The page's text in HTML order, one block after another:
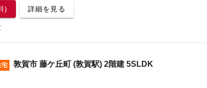
) 詳細を見る
宅 敦賀市 藤ケ丘町 (敦賀駅) 2階建 5SLDK